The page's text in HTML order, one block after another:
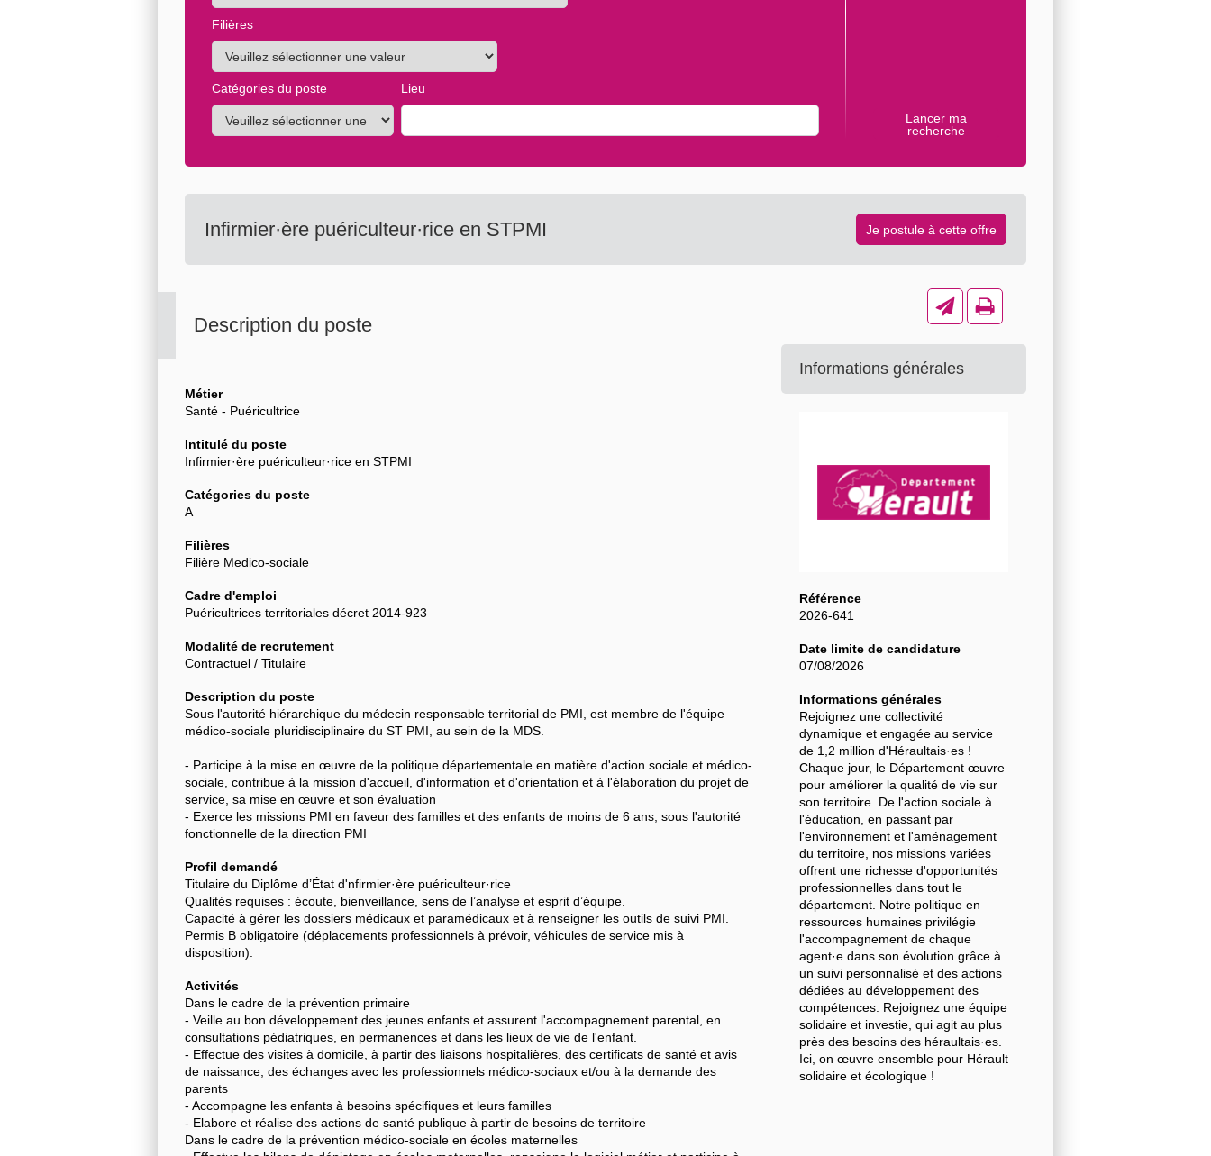
Filières
Catégories du poste Lieu
Infirmier·ère puériculteur·rice en STPMI
Description du poste
Métier
Santé - Puéricultrice
Intitulé du poste
Infirmier·ère puériculteur·rice en STPMI
Catégories du poste
A
Filières
Filière Medico-sociale
Cadre d'emploi
Puéricultrices territoriales décret 2014-923
Modalité de recrutement
Contractuel / Titulaire
Description du poste
Sous l'autorité hiérarchique du médecin responsable territorial de PMI, est membre de l'équipe
médico-sociale pluridisciplinaire du ST PMI, au sein de la MDS.
- Participe à la mise en œuvre de la politique départementale en matière d'action sociale et médico-
sociale, contribue à la mission d'accueil, d'information et d'orientation et à l'élaboration du projet de
service, sa mise en œuvre et son évaluation
- Exerce les missions PMI en faveur des familles et des enfants de moins de 6 ans, sous l'autorité
fonctionnelle de la direction PMI
Profil demandé
Titulaire du Diplôme d’État d'nfirmier·ère puériculteur·rice
Qualités requises : écoute, bienveillance, sens de l’analyse et esprit d’équipe.
Capacité à gérer les dossiers médicaux et paramédicaux et à renseigner les outils de suivi PMI.
Permis B obligatoire (déplacements professionnels à prévoir, véhicules de service mis à
disposition).
Activités
Dans le cadre de la prévention primaire
- Veille au bon développement des jeunes enfants et assurent l'accompagnement parental, en
consultations pédiatriques, en permanences et dans les lieux de vie de l'enfant.
- Effectue des visites à domicile, à partir des liaisons hospitalières, des certificats de santé et avis
de naissance, des échanges avec les professionnels médico-sociaux et/ou à la demande des
parents
- Accompagne les enfants à besoins spécifiques et leurs familles
- Elabore et réalise des actions de santé publique à partir de besoins de territoire
Dans le cadre de la prévention médico-sociale en écoles maternelles
Informations générales
Référence
2026-641
Date limite de candidature
07/08/2026
Informations générales
Rejoignez une collectivité
dynamique et engagée au service
de 1,2 million d'Héraultais·es !
Chaque jour, le Département œuvre
pour améliorer la qualité de vie sur
son territoire. De l'action sociale à
l'éducation, en passant par
l'environnement et l'aménagement
du territoire, nos missions variées
offrent une richesse d'opportunités
professionnelles dans tout le
département. Notre politique en
ressources humaines privilégie
l'accompagnement de chaque
agent·e dans son évolution grâce à
un suivi personnalisé et des actions
dédiées au développement des
compétences. Rejoignez une équipe
solidaire et investie, qui agit au plus
près des besoins des héraultais·es.
Ici, on œuvre ensemble pour Hérault
solidaire et écologique !